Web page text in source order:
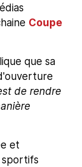
Coupe
que sa
de rendre
et
sportifs